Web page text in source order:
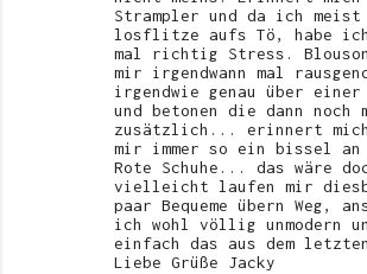
Strampler und da ich
losflitze aufs Tö, habe
mal richtig Stress.
mir irgendwann mal
irgendwie genau über einer
und betonen die dann noch
zusätzlich... erinnert
mir immer so ein bissel an
Rote Schuhe... das wäre
vielleicht laufen mir
paar Bequeme übern Weg,
ich wohl völlig unmodern
einfach das aus dem
Liebe Grüße Jacky